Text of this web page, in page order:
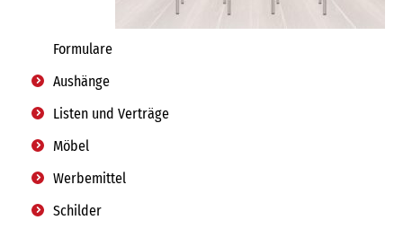
Formulare
Aushänge
Listen und Verträge
Möbel
Werbemittel
Schilder